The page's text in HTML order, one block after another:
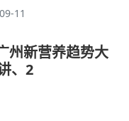
11
州新营养趋势大
、2